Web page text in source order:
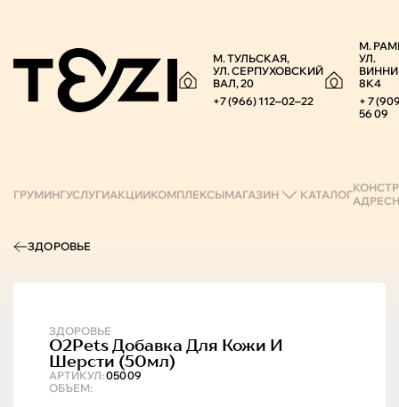
М. ТУЛЬСКАЯ,
УЛ. СЕРПУХОВСКИЙ
ВАЛ, 20
+7 (966) 112‒02‒22
М.
УЛ.
8К4
+ 7
56 09
ГРУМИНГУСЛУГИАКЦИИКОМПЛЕКСЫМАГАЗИН КАТАЛОГ
ЗДОРОВЬЕ
ЗДОРОВЬЕ
АРТИКУЛ: 05009
O2PetsДобавка Для Кожи И
Шерсти (50мл)
ОБЪЕМ: